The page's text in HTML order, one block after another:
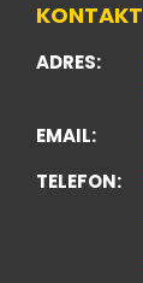
KONTAKT
ADRES:
EMAIL:
TELEFON: